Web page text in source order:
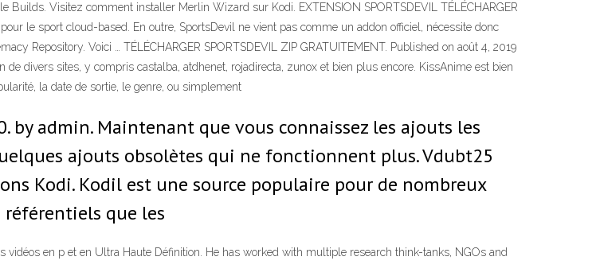
Visitez comment installer Merlin Wizard sur Kodi. EXTENSION SPORTSDEVIL TÉLÉCHARGER
le sport cloud-based. En outre, SportsDevil ne vient pas comme un addon officiel, nécessite donc
Repository. Voici … TÉLÉCHARGER SPORTSDEVIL ZIP GRATUITEMENT. Published on août 4, 2019
divers sites, y compris castalba, atdhenet, rojadirecta, zunox et bien plus encore. KissAnime est bien
la date de sortie, le genre, ou simplement
by admin. Maintenant que vous connaissez les ajouts les
ajouts obsolètes qui ne fonctionnent plus. Vdubt25
Kodi. Kodil est une source populaire pour de nombreux
référentiels que les
vidéos en p et en Ultra Haute Définition. He has worked with multiple research think-tanks, NGOs and